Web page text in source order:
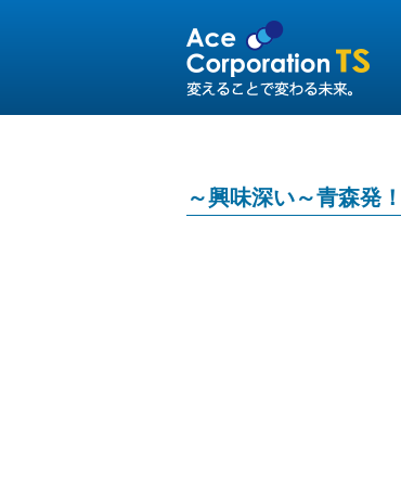
～興味深い～青森発